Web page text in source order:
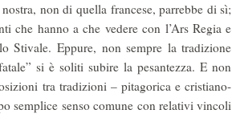
non di quella francese, parrebbe di sì;
che hanno a che vedere con l’Ars Regia e
Stivale. Eppure, non sempre la tradizione
si è soliti subire la pesantezza. E non
tra tradizioni – pitagorica e cristiano-
semplice senso comune con relativi vincoli